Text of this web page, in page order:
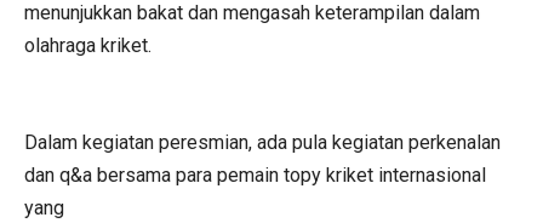
menunjukkan bakat dan mengasah keterampilan dalam
olahraga kriket.
Dalam kegiatan peresmian, ada pula kegiatan perkenalan
dan q&a bersama para pemain topy kriket internasional
yang